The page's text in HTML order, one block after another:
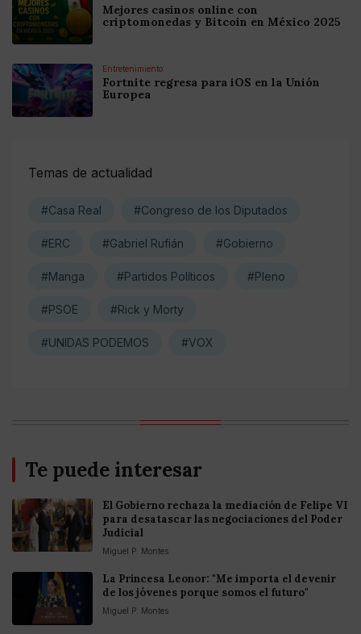
Mejores casinos online con
criptomonedas y Bitcoin en México 2025
Entretenimiento
Fortnite regresa para iOS en la Unión
Europea
Temas de actualidad
#Casa Real #Congreso de los Diputados
#ERC #Gabriel Rufián #Gobierno
#Manga #Partidos Políticos #Pleno
#PSOE #Rick y Morty
#UNIDAS PODEMOS #VOX
Te puede interesar
El Gobierno rechaza la mediación de Felipe VI
para desatascar las negociaciones del Poder
Judicial
Miguel P. Montes
La Princesa Leonor: "Me importa el devenir
de los jóvenes porque somos el futuro"
Miguel P. Montes